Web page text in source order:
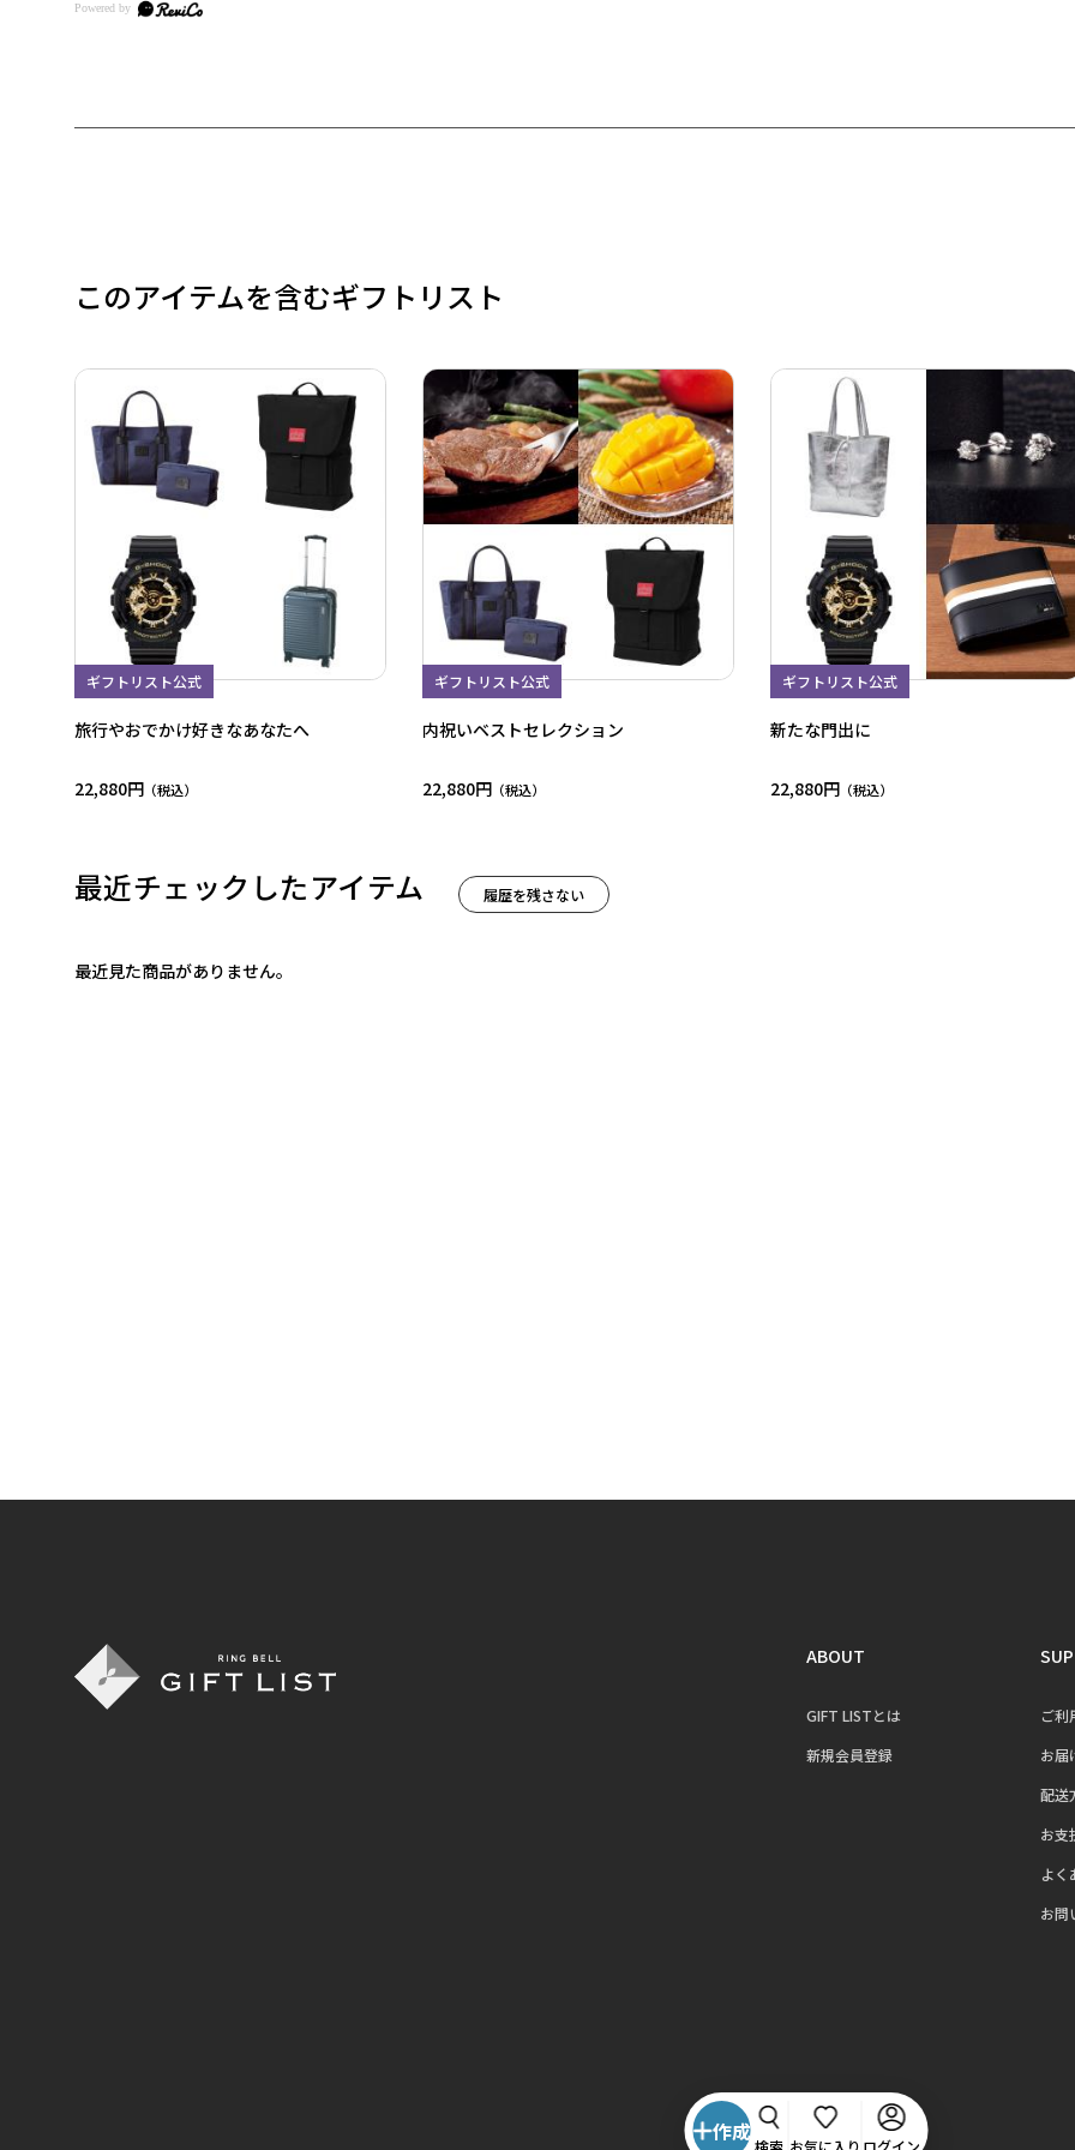
このアイテムを含むギフトリスト
ギフトリスト公式
旅行やおでかけ好きなあなたへ
22,880円
ギフトリスト公式
内祝いベストセレクション
22,880円
ギフトリスト公式
新たな門出に
22,880円
最近チェックしたアイテム
最近見た商品がありません。
履歴を残さない
ABOUT
GIFT LISTとは
新規会員登録
ご利
お届
配送
お支
よく
お問
作成
検索 お気に入り ログイン